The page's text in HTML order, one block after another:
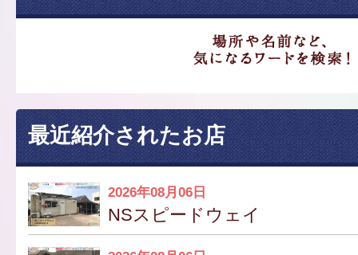
最近紹介されたお店
2026年08月06日
NSスピードウェイ